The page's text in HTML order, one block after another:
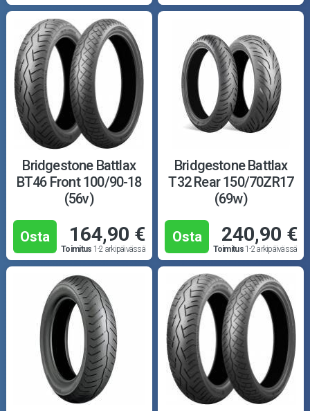
Bridgestone Battlax
BT46 Front 100/90-18
(56v)
Osta 164,90 €
Toimitus 1-2 arkipäivässä
Bridgestone Battlax
T32 Rear 150/70ZR17
(69w)
Osta 240,90 €
Toimitus1-2 arkipäivässä